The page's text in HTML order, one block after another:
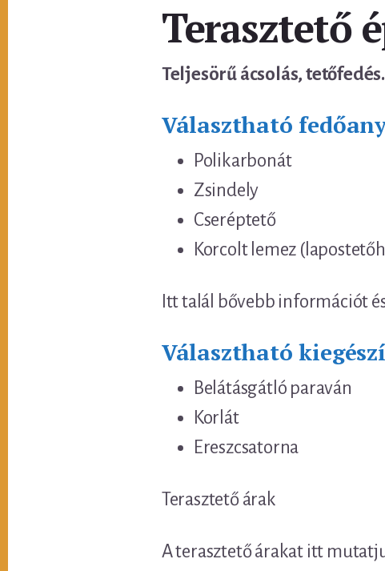
Terasztető
Teljesörű ácsolás, tetőfedés.
Választható
Polikarbonát
Zsindely
Cseréptető
Korcolt lemez
Itt talál bővebb információt
Választható
Belátásgátló paraván
Korlát
Ereszcsatorna
Terasztető árak
A terasztető árakat itt